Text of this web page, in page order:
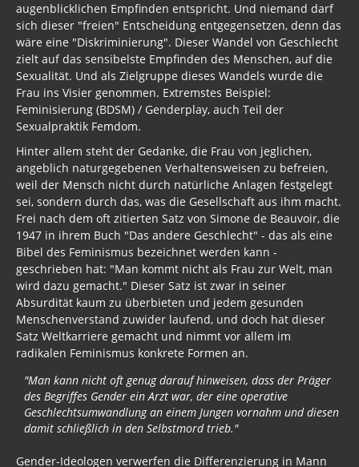
augenblicklichen Empfinden entspricht. Und niemand darf
sich dieser "freien" Entscheidung entgegensetzen, denn das
wäre eine "Diskriminierung". Dieser Wandel von Geschlecht
zielt auf das sensibelste Empfinden des Menschen, auf die
Sexualität. Und als Zielgruppe dieses Wandels wurde die
Frau ins Visier genommen. Extremstes Beispiel:
Feminisierung (BDSM) / Genderplay, auch Teil der
Sexualpraktik Femdom.
Hinter allem steht der Gedanke, die Frau von jeglichen,
angeblich naturgegebenen Verhaltensweisen zu befreien,
weil der Mensch nicht durch natürliche Anlagen festgelegt
sei, sondern durch das, was die Gesellschaft aus ihm macht.
Frei nach dem oft zitierten Satz von Simone de Beauvoir, die
1947 in ihrem Buch "Das andere Geschlecht" - das als eine
Bibel des Feminismus bezeichnet werden kann -
geschrieben hat: "Man kommt nicht als Frau zur Welt, man
wird dazu gemacht." Dieser Satz ist zwar in seiner
Absurdität kaum zu überbieten und jedem gesunden
Menschenverstand zuwider laufend, und doch hat dieser
Satz Weltkarriere gemacht und nimmt vor allem im
radikalen Feminismus konkrete Formen an.
"Man kann nicht oft genug darauf hinweisen, dass der Präger
des Begriffes Gender ein Arzt war, der eine operative
Geschlechtsumwandlung an einem Jungen vornahm und diesen
damit schließlich in den Selbstmord trieb."
Gender-Ideologen verwerfen die Differenzierung in Mann